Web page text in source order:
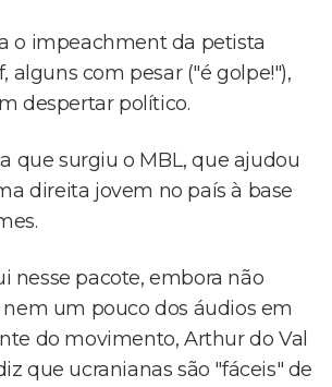
o impeachment da petista
alguns com pesar ("é golpe!"),
despertar político.
que surgiu o MBL, que ajudou
direita jovem no país à base
nesse pacote, embora não
um pouco dos áudios em
do movimento, Arthur do Val
que ucranianas são "fáceis" de